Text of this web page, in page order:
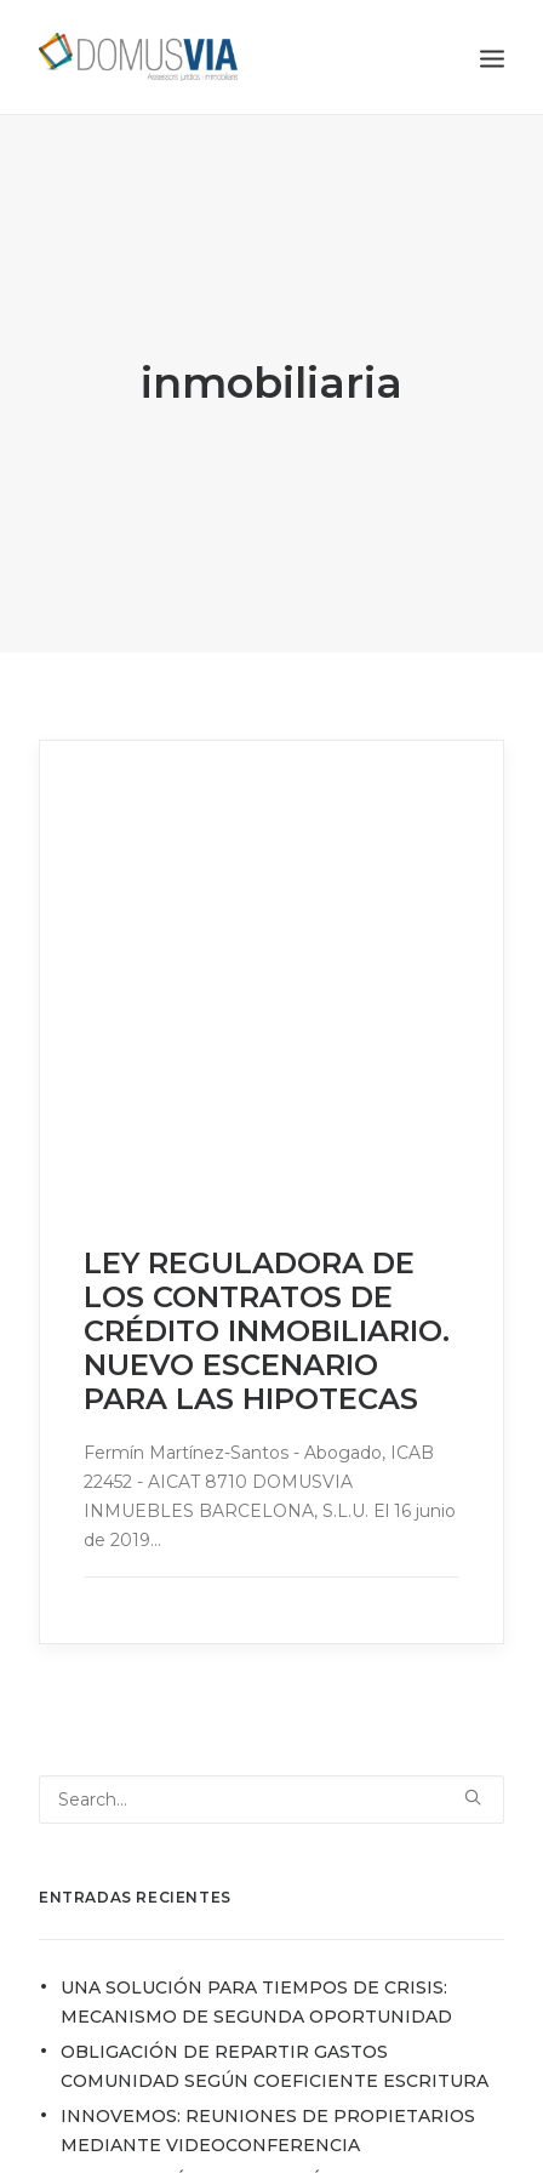
inmobiliaria
LEY REGULADORA DE
LOS CONTRATOS DE
CRÉDITO INMOBILIARIO.
NUEVO ESCENARIO
PARA LAS HIPOTECAS
Fermín Martínez-Santos - Abogado, ICAB
22452 - AICAT 8710 DOMUSVIA
INMUEBLES BARCELONA, S.L.U. El 16 junio
de 2019…
ENTRADAS RECIENTES
UNA SOLUCIÓN PARA TIEMPOS DE CRISIS:
MECANISMO DE SEGUNDA OPORTUNIDAD
OBLIGACIÓN DE REPARTIR GASTOS
COMUNIDAD SEGÚN COEFICIENTE ESCRITURA
INNOVEMOS: REUNIONES DE PROPIETARIOS
MEDIANTE VIDEOCONFERENCIA